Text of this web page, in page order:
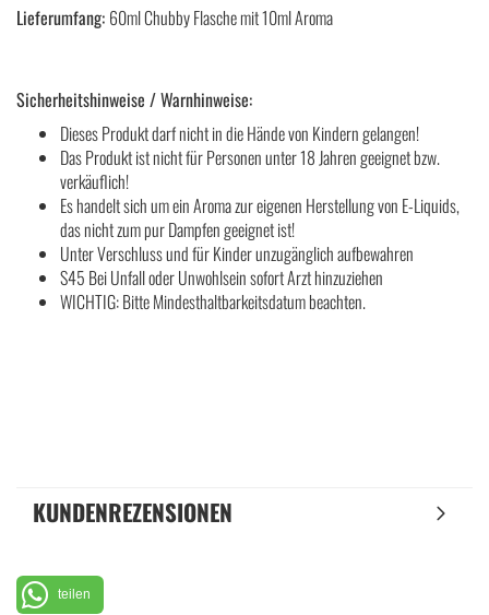
Lieferumfang: 60ml Chubby Flasche mit 10ml Aroma
Sicherheitshinweise / Warnhinweise:
Dieses Produkt darf nicht in die Hände von Kindern gelangen!
Das Produkt ist nicht für Personen unter 18 Jahren geeignet bzw.
verkäuflich!
Es handelt sich um ein Aroma zur eigenen Herstellung von E-Liquids,
das nicht zum pur Dampfen geeignet ist!
Unter Verschluss und für Kinder unzugänglich aufbewahren
S45 Bei Unfall oder Unwohlsein sofort Arzt hinzuziehen
WICHTIG: Bitte Mindesthaltbarkeitsdatum beachten.
KUNDENREZENSIONEN
teilen